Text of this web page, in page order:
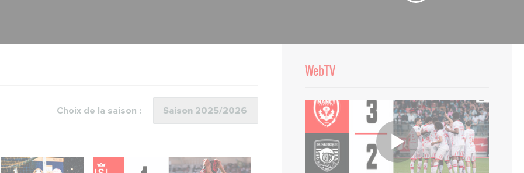
Choix de la saison :
WebTV